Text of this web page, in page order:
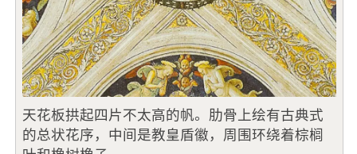
天花板拱起四片不太高的帆。肋骨上绘有古典式
的总状花序，中间是教皇盾徽，周围环绕着棕榈